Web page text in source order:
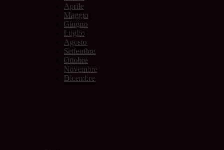
Aprile
Maggio
Giugno
Luglio
Agosto
Settembre
Ottobre
Novembre
Dicembre